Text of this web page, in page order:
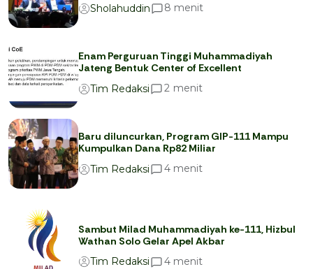
Sholahuddin
8 menit
Enam Perguruan Tinggi Muhammadiyah
Jateng Bentuk Center of Excellent
Tim Redaksi
2 menit
Baru diluncurkan, Program GIP-111 Mampu
Kumpulkan Dana Rp82 Miliar
Tim Redaksi
4 menit
Sambut Milad Muhammadiyah ke-111, Hizbul
Wathan Solo Gelar Apel Akbar
Tim Redaksi
4 menit